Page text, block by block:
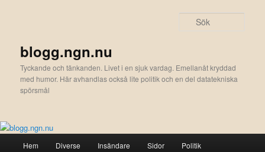
blogg.ngn.nu
Tyckande och tänkanden. Livet i en sjuk vardag. Emellanåt kryddad
med humor. Här avhandlas också lite politik och en del datatekniska
spörsmål
Hem Diverse Insändare Sidor Politik